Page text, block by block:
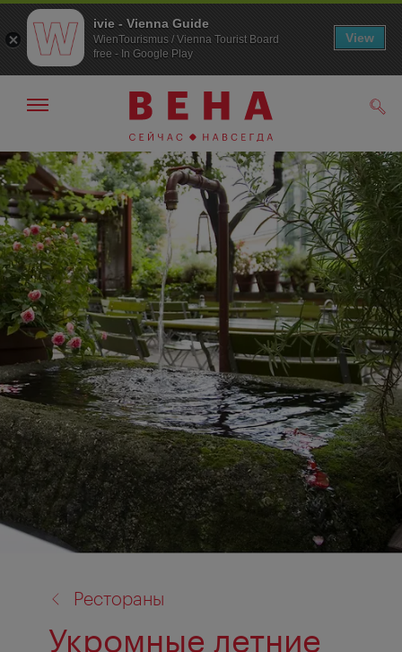
К
навигации
К
содержанию
Показать/
навигации
Рестораны
Укромные летние
ivie - Vienna Guide
WienTourismus / Vienna Tourist Board
free - In Google Play
View